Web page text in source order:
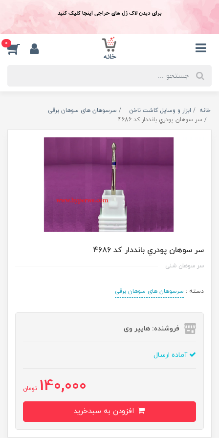
برای دیدن لاک ژل های حراجی اینجا کلیک کنید
0
خانه ابزار و وسایل کاشت ناخن
سرسوهان های سوهان برقی
سر سوهان پودري بانددار کد 4686
سر سوهان پودري بانددار کد 4686
سر سوهان شنی
دسته : سرسوهان های سوهان برقی
فروشنده: هایپر وی
آماده ارسال
140,000 تومان